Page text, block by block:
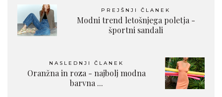
PREJŠNJI ČLANEK
Modni trend letošnjega poletja -
športni sandali
NASLEDNJI ČLANEK
Oranžna in roza - najbolj modna
barvna ...